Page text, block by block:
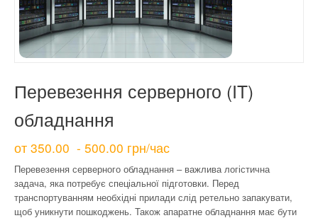
Перевезення серверного (IT)
обладнання
от 350.00 - 500.00 грн/час
Перевезення серверного обладнання – важлива логістична
задача, яка потребує спеціальної підготовки. Перед
транспортуванням необхідні прилади слід ретельно запакувати,
щоб уникнути пошкоджень. Також апаратне обладнання має бути